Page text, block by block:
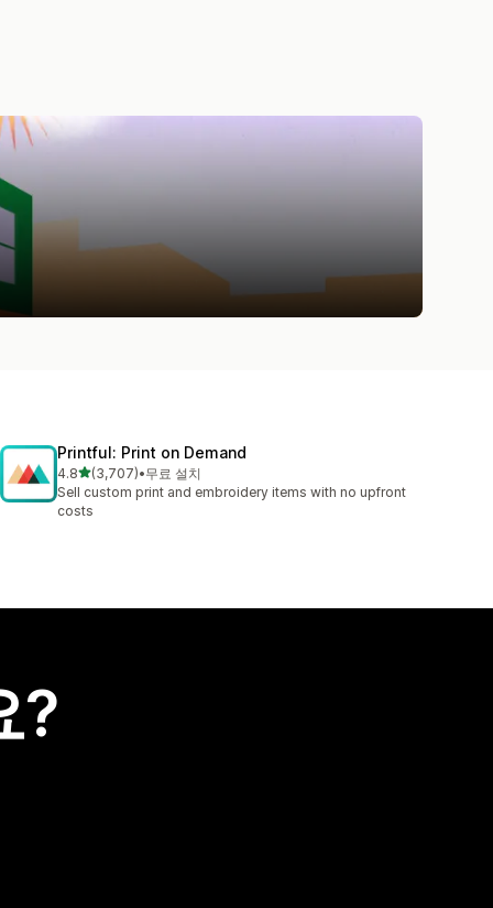
Printful: Print on Demand
4.8별 5개 중
(3,707)
총 리뷰 3707개
•무료 설치
Sell custom print and embroidery items with no upfront
costs
?